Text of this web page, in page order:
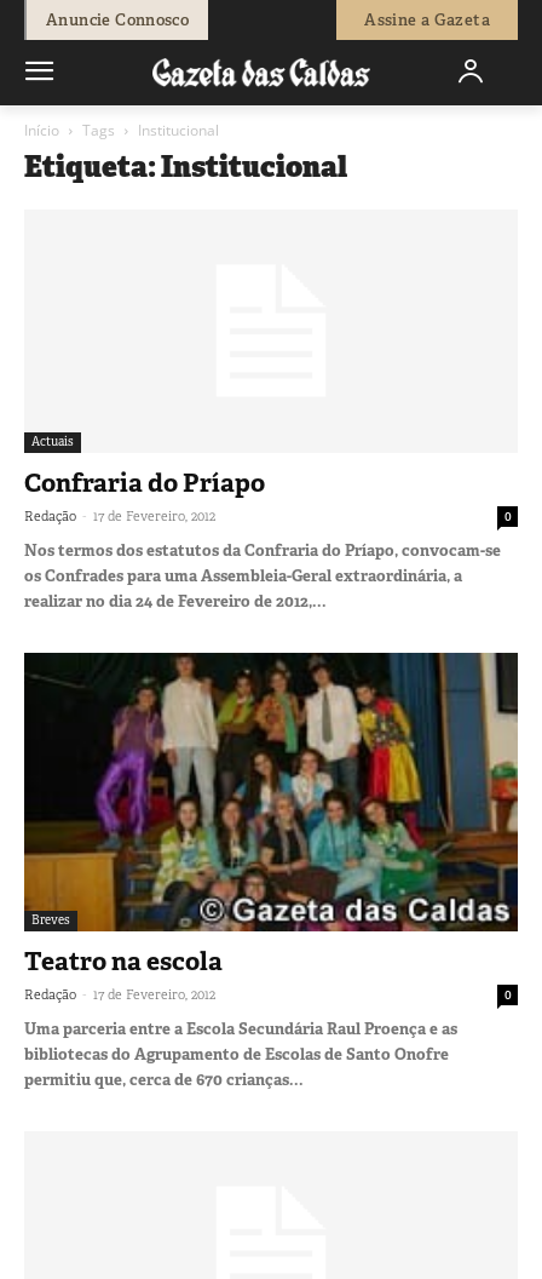
Anuncie Connosco Assine a Gazeta
Início Tags Institucional
Etiqueta: Institucional
Actuais
Confraria do Príapo
Redação - 17 de Fevereiro, 2012 0
Nos termos dos estatutos da Confraria do Príapo, convocam-se
os Confrades para uma Assembleia-Geral extraordinária, a
realizar no dia 24 de Fevereiro de 2012,...
Breves
Teatro na escola
Redação - 17 de Fevereiro, 2012 0
Uma parceria entre a Escola Secundária Raul Proença e as
bibliotecas do Agrupamento de Escolas de Santo Onofre
permitiu que, cerca de 670 crianças...